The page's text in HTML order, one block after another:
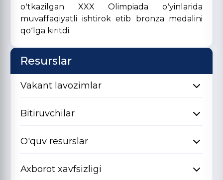
oʻtkazilgan XXX Olimpiada oʻyinlarida
muvaffaqiyatli ishtirok etib bronza medalini
qoʻlga kiritdi.
Resurslar
Vakant lavozimlar
Bitiruvchilar
O'quv resurslar
Axborot xavfsizligi